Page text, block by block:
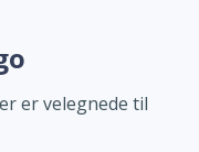
er velegnede til